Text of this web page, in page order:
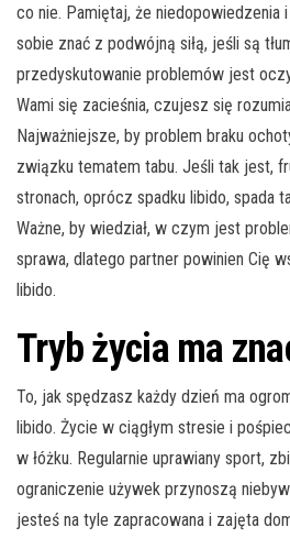
co nie. Pamiętaj, że niedopowiedzenia
sobie znać z podwójną siłą, jeśli są
przedyskutowanie problemów jest
Wami się zacieśnia, czujesz się
Najważniejsze, by problem braku
związku tematem tabu. Jeśli tak jest,
stronach, oprócz spadku libido, spada
Ważne, by wiedział, w czym jest
sprawa, dlatego partner powinien Cię
libido.
Tryb życia ma
To, jak spędzasz każdy dzień ma
libido. Życie w ciągłym stresie i
w łóżku. Regularnie uprawiany sport,
ograniczenie używek przynoszą
jesteś na tyle zapracowana i zajęta